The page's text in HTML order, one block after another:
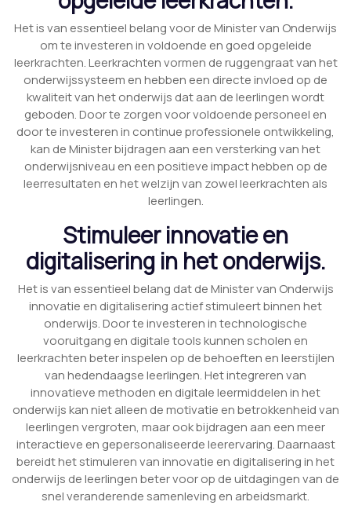
Het is van essentieel belang voor de Minister van Onderwijs
om te investeren in voldoende en goed opgeleide
leerkrachten. Leerkrachten vormen de ruggengraat van het
onderwijssysteem en hebben een directe invloed op de
kwaliteit van het onderwijs dat aan de leerlingen wordt
geboden. Door te zorgen voor voldoende personeel en
door te investeren in continue professionele ontwikkeling,
kan de Minister bijdragen aan een versterking van het
onderwijsniveau en een positieve impact hebben op de
leerresultaten en het welzijn van zowel leerkrachten als
leerlingen.
Stimuleer innovatie en
digitalisering in het onderwijs.
Het is van essentieel belang dat de Minister van Onderwijs
innovatie en digitalisering actief stimuleert binnen het
onderwijs. Door te investeren in technologische
vooruitgang en digitale tools kunnen scholen en
leerkrachten beter inspelen op de behoeften en leerstijlen
van hedendaagse leerlingen. Het integreren van
innovatieve methoden en digitale leermiddelen in het
onderwijs kan niet alleen de motivatie en betrokkenheid van
leerlingen vergroten, maar ook bijdragen aan een meer
interactieve en gepersonaliseerde leerervaring. Daarnaast
bereidt het stimuleren van innovatie en digitalisering in het
onderwijs de leerlingen beter voor op de uitdagingen van de
snel veranderende samenleving en arbeidsmarkt.